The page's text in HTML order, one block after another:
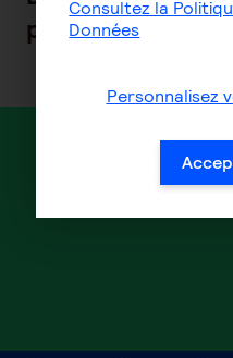
pour une
Consultez la
Données
Personnalisez